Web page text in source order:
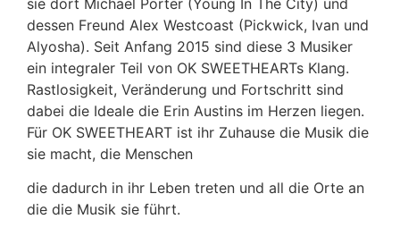
dessen Freund Alex Westcoast (Pickwick, Ivan und
Alyosha). Seit Anfang 2015 sind diese 3 Musiker
ein integraler Teil von OK SWEETHEARTs Klang.
Rastlosigkeit, Veränderung und Fortschritt sind
dabei die Ideale die Erin Austins im Herzen liegen.
Für OK SWEETHEART ist ihr Zuhause die Musik die
sie macht, die Menschen
die dadurch in ihr Leben treten und all die Orte an
die die Musik sie führt.